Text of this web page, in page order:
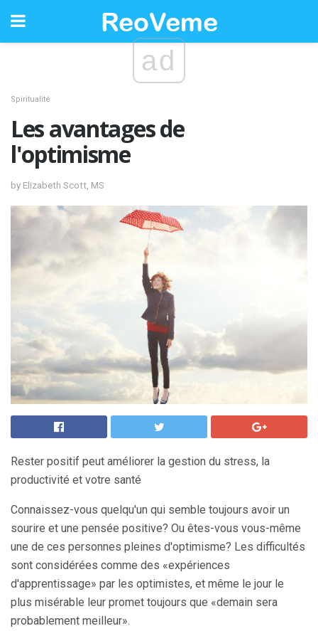
ad
Spiritualité
Les avantages de
l'optimisme
by Elizabeth Scott, MS
Rester positif peut améliorer la gestion du stress, la
productivité et votre santé
Connaissez-vous quelqu'un qui semble toujours avoir un
sourire et une pensée positive? Ou êtes-vous vous-même
une de ces personnes pleines d'optimisme? Les difficultés
sont considérées comme des «expériences
d'apprentissage» par les optimistes, et même le jour le
plus misérable leur promet toujours que «demain sera
probablement meilleur».